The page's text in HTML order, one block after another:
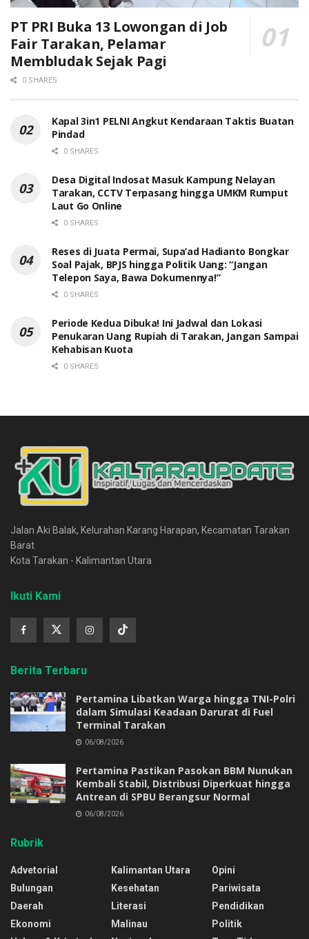
PT PRI Buka 13 Lowongan di Job
Fair Tarakan, Pelamar
Membludak Sejak Pagi
0 SHARES
Kapal 3in1 PELNI Angkut Kendaraan Taktis Buatan
Pindad
0 SHARES
Desa Digital Indosat Masuk Kampung Nelayan
Tarakan, CCTV Terpasang hingga UMKM Rumput
Laut Go Online
0 SHARES
Reses di Juata Permai, Supa’ad Hadianto Bongkar
Soal Pajak, BPJS hingga Politik Uang: “Jangan
Telepon Saya, Bawa Dokumennya!”
0 SHARES
Periode Kedua Dibuka! Ini Jadwal dan Lokasi
Penukaran Uang Rupiah di Tarakan, Jangan Sampai
Kehabisan Kuota
0 SHARES
Jalan Aki Balak, Kelurahan Karang Harapan, Kecamatan Tarakan
Barat
Kota Tarakan - Kalimantan Utara
Ikuti Kami
Berita Terbaru
Pertamina Libatkan Warga hingga TNI-Polri
dalam Simulasi Keadaan Darurat di Fuel
Terminal Tarakan
06/08/2026
Pertamina Pastikan Pasokan BBM Nunukan
Kembali Stabil, Distribusi Diperkuat hingga
Antrean di SPBU Berangsur Normal
06/08/2026
Rubrik
Advetorial
Bulungan
Daerah
Ekonomi
Kalimantan Utara
Kesehatan
Literasi
Malinau
Opini
Pariwisata
Pendidikan
Politik